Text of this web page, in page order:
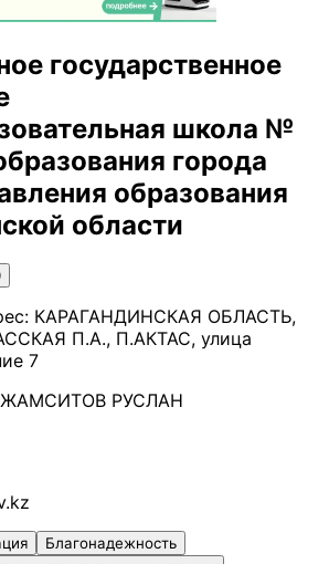
государственное
школа №
города
образования
области
КАРАГАНДИНСКАЯ ОБЛАСТЬ,
П.А., П.АКТАС, улица
7
РУСЛАН
Благонадежность